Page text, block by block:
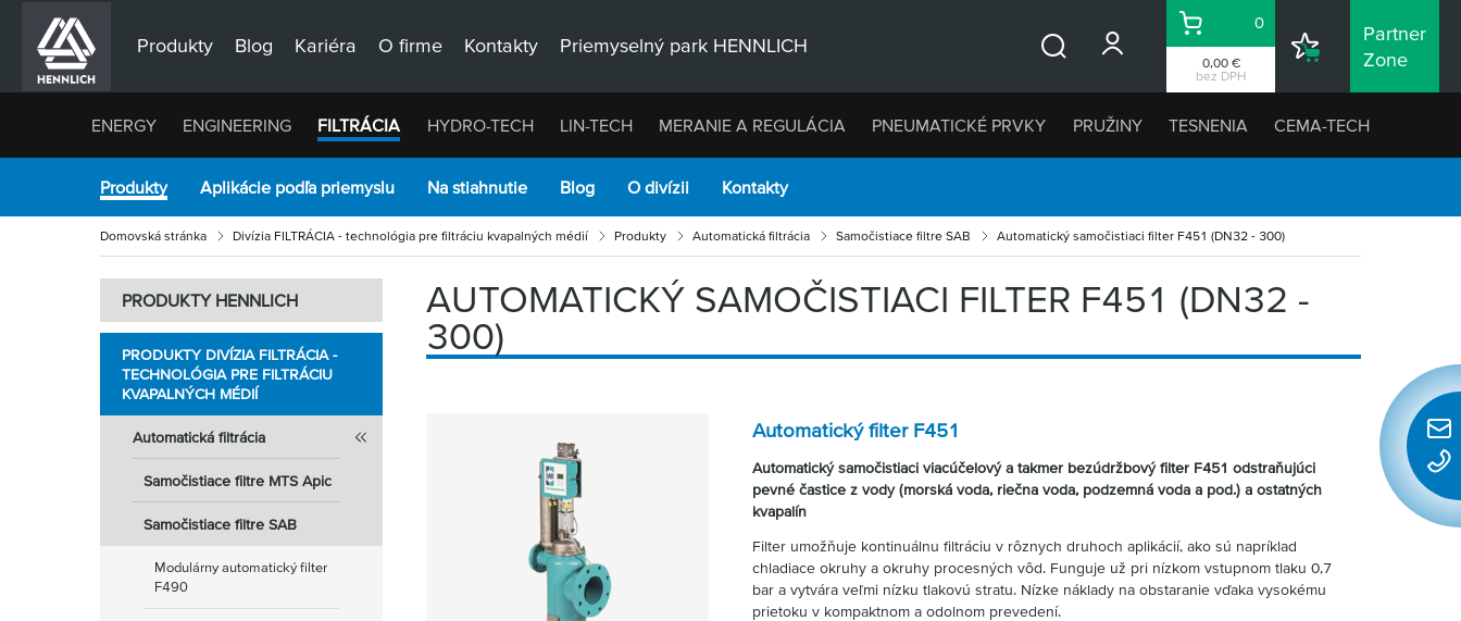
Produkty Blog Kariéra O firme Kontakty Priemyselný park HENNLICH
0,00 €
bez DPH
Košík
0
Nákupný
Partner
Zone
ENERGY ENGINEERING FILTRÁCIA HYDRO-TECH LIN-TECH MERANIE A REGULÁCIA PNEUMATICKÉ PRVKY PRUŽINY TESNENIA CEMA-TECH
Produkty Aplikácie podľa priemyslu Na stiahnutie Blog O divízii Kontakty
Domovská stránka Divízia FILTRÁCIA - technológia pre filtráciu kvapalných médií Produkty Automatická filtrácia Samočistiace filtre SAB Automatický samočistiaci filter F451 (DN32 - 300)
PRODUKTY HENNLICH
PRODUKTY DIVÍZIA FILTRÁCIA -
TECHNOLÓGIA PRE FILTRÁCIU
KVAPALNÝCH MÉDIÍ
Automatická filtrácia
Samočistiace filtre MTS Apic
Samočistiace filtre SAB
Modulárny automatický filter
F490
AUTOMATICKÝ SAMOČISTIACI FILTER F451 (DN32 -
300)
Automatický filter F451
Automatický samočistiaci viacúčelový a takmer bezúdržbový filter F451 odstraňujúci
pevné častice z vody (morská voda, riečna voda, podzemná voda a pod.) a ostatných
kvapalín
Filter umožňuje kontinuálnu filtráciu v rôznych druhoch aplikácií, ako sú napríklad
chladiace okruhy a okruhy procesných vôd. Funguje už pri nízkom vstupnom tlaku 0,7
bar a vytvára veľmi nízku tlakovú stratu. Nízke náklady na obstaranie vďaka vysokému
prietoku v kompaktnom a odolnom prevedení.